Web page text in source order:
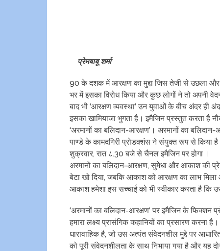
प्रेमबाबू शर्मा
90 के दशक में आरक्षण का मुद्दा जिस तेजी से उछला और
भर में इसका विरोध किया और कुछ लोगों ने तो अपनी
बाद भी ‘आरक्षण व्यवस्था’ उन युवाओं के बीच अंदर ही
इसका खामियाजा भुगता है। इमैजिन प्रस्तुत करता है
‘अरमानों का बलिदान-आरक्षण’। अरमानों का
पाण्डे के कामदगिरी प्रोडक्शंस ने संयुक्त रूप से
शुक्रवार, रात ८.30 बजे से चैनल इमैजिन पर होगा ।
अरमानों का बलिदान-आरक्षण, सुमेधा और आकाश की
बेटा खो दिया, जबकि आकाश को आरक्षण का लाभ
आकाश हमेशा इस सच्चाई को भी स्वीकार करता है कि
‘अरमानों का बलिदान-आरक्षण‘ पर इमैजिन के फिक्शन
हमारा लक्ष्य प्रासंगिक कहानियों का प्रसारण करना
धारावाहिक है, जो उस अत्यंत संवेदनशील मुद्दे पर
को पूरी संवेदनशीलता के साथ निभाया गया है और यह